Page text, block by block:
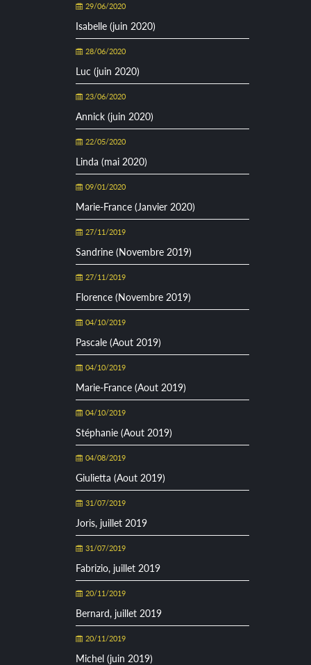
29/06/2020
Isabelle (juin 2020)
28/06/2020
Luc (juin 2020)
23/06/2020
Annick (juin 2020)
22/05/2020
Linda (mai 2020)
09/01/2020
Marie-France (Janvier 2020)
27/11/2019
Sandrine (Novembre 2019)
27/11/2019
Florence (Novembre 2019)
04/10/2019
Pascale (Aout 2019)
04/10/2019
Marie-France (Aout 2019)
04/10/2019
Stéphanie (Aout 2019)
04/08/2019
Giulietta (Aout 2019)
31/07/2019
Joris, juillet 2019
31/07/2019
Fabrizio, juillet 2019
20/11/2019
Bernard, juillet 2019
20/11/2019
Michel (juin 2019)